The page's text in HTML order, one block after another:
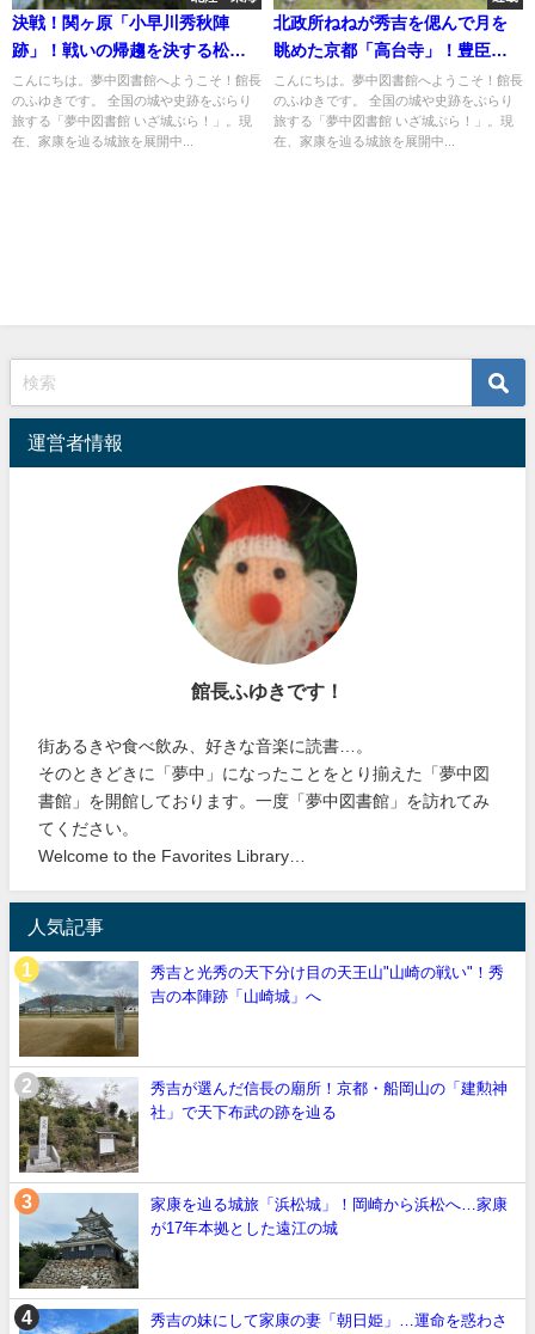
決戦！関ヶ原「小早川秀秋陣
跡」！戦いの帰趨を決する松尾
山、秀秋離反す！
こんにちは。夢中図書館へようこそ！館長
のふゆきです。 全国の城や史跡をぶらり
旅する「夢中図書館 いざ城ぶら！」。現
在、家康を辿る城旅を展開中...
北政所ねねが秀吉を偲んで月を
眺めた京都「高台寺」！豊臣と
徳川の和睦の行方は？
こんにちは。夢中図書館へようこそ！館長
のふゆきです。 全国の城や史跡をぶらり
旅する「夢中図書館 いざ城ぶら！」。現
在、家康を辿る城旅を展開中...
運営者情報
館長ふゆきです！
街あるきや食べ飲み、好きな音楽に読書…。
そのときどきに「夢中」になったことをとり揃えた「夢中図
書館」を開館しております。一度「夢中図書館」を訪れてみ
てください。
Welcome to the Favorites Library…
人気記事
秀吉と光秀の天下分け目の天王山"山崎の戦い"！秀
吉の本陣跡「山崎城」へ
秀吉が選んだ信長の廟所！京都・船岡山の「建勲神
社」で天下布武の跡を辿る
家康を辿る城旅「浜松城」！岡崎から浜松へ…家康
が17年本拠とした遠江の城
秀吉の妹にして家康の妻「朝日姫」…運命を惑わさ